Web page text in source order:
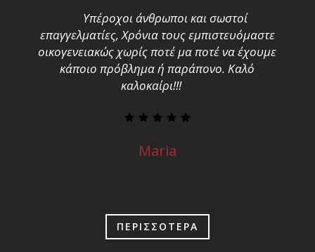
Υπέροχοι άνθρωποι και σωστοί
επαγγελματίες, Χρόνια τους εμπιστευόμαστε
οικογενειακώς χωρίς ποτέ μα ποτέ να έχουμε
κάποιο πρόβλημα ή παράπονο. Καλό
καλοκαίρι!!!
Maria
ΠΕΡΙΣΣΟΤΕΡΑ